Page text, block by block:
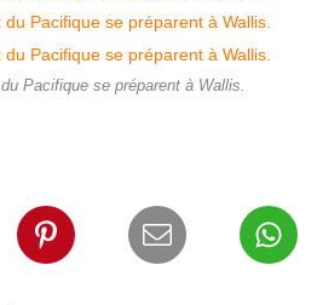
Pacifique se préparent à Wallis.